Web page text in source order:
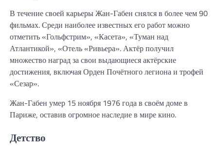
В течение своей карьеры Жан-Габен снялся в более чем 90
фильмах. Среди наиболее известных его работ можно
отметить «Гольфстрим», «Касета», «Туман над
Атлантикой», «Отель «Ривьера». Актёр получил
множество наград за свои выдающиеся актёрские
достижения, включая Орден Почётного легиона и трофей
«Сезар».
Жан-Габен умер 15 ноября 1976 года в своём доме в
Париже, оставив огромное наследие в мире кино.
Детство